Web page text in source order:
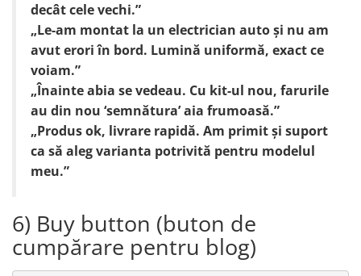
decât cele vechi.”
„Le-am montat la un electrician auto și nu am
avut erori în bord. Lumină uniformă, exact ce
voiam.”
„Înainte abia se vedeau. Cu kit-ul nou, farurile
au din nou ‘semnătura’ aia frumoasă.”
„Produs ok, livrare rapidă. Am primit și suport
ca să aleg varianta potrivită pentru modelul
meu.”
6) Buy button (buton de
cumpărare pentru blog)